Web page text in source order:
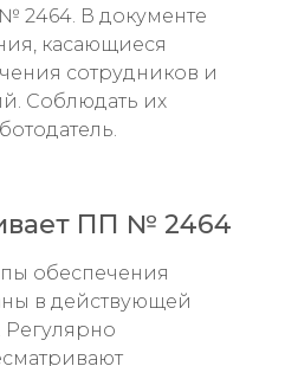
2464. В документе
касающиеся
сотрудников и
Соблюдать их
ПП № 2464
обеспечения
в действующей
Регулярно